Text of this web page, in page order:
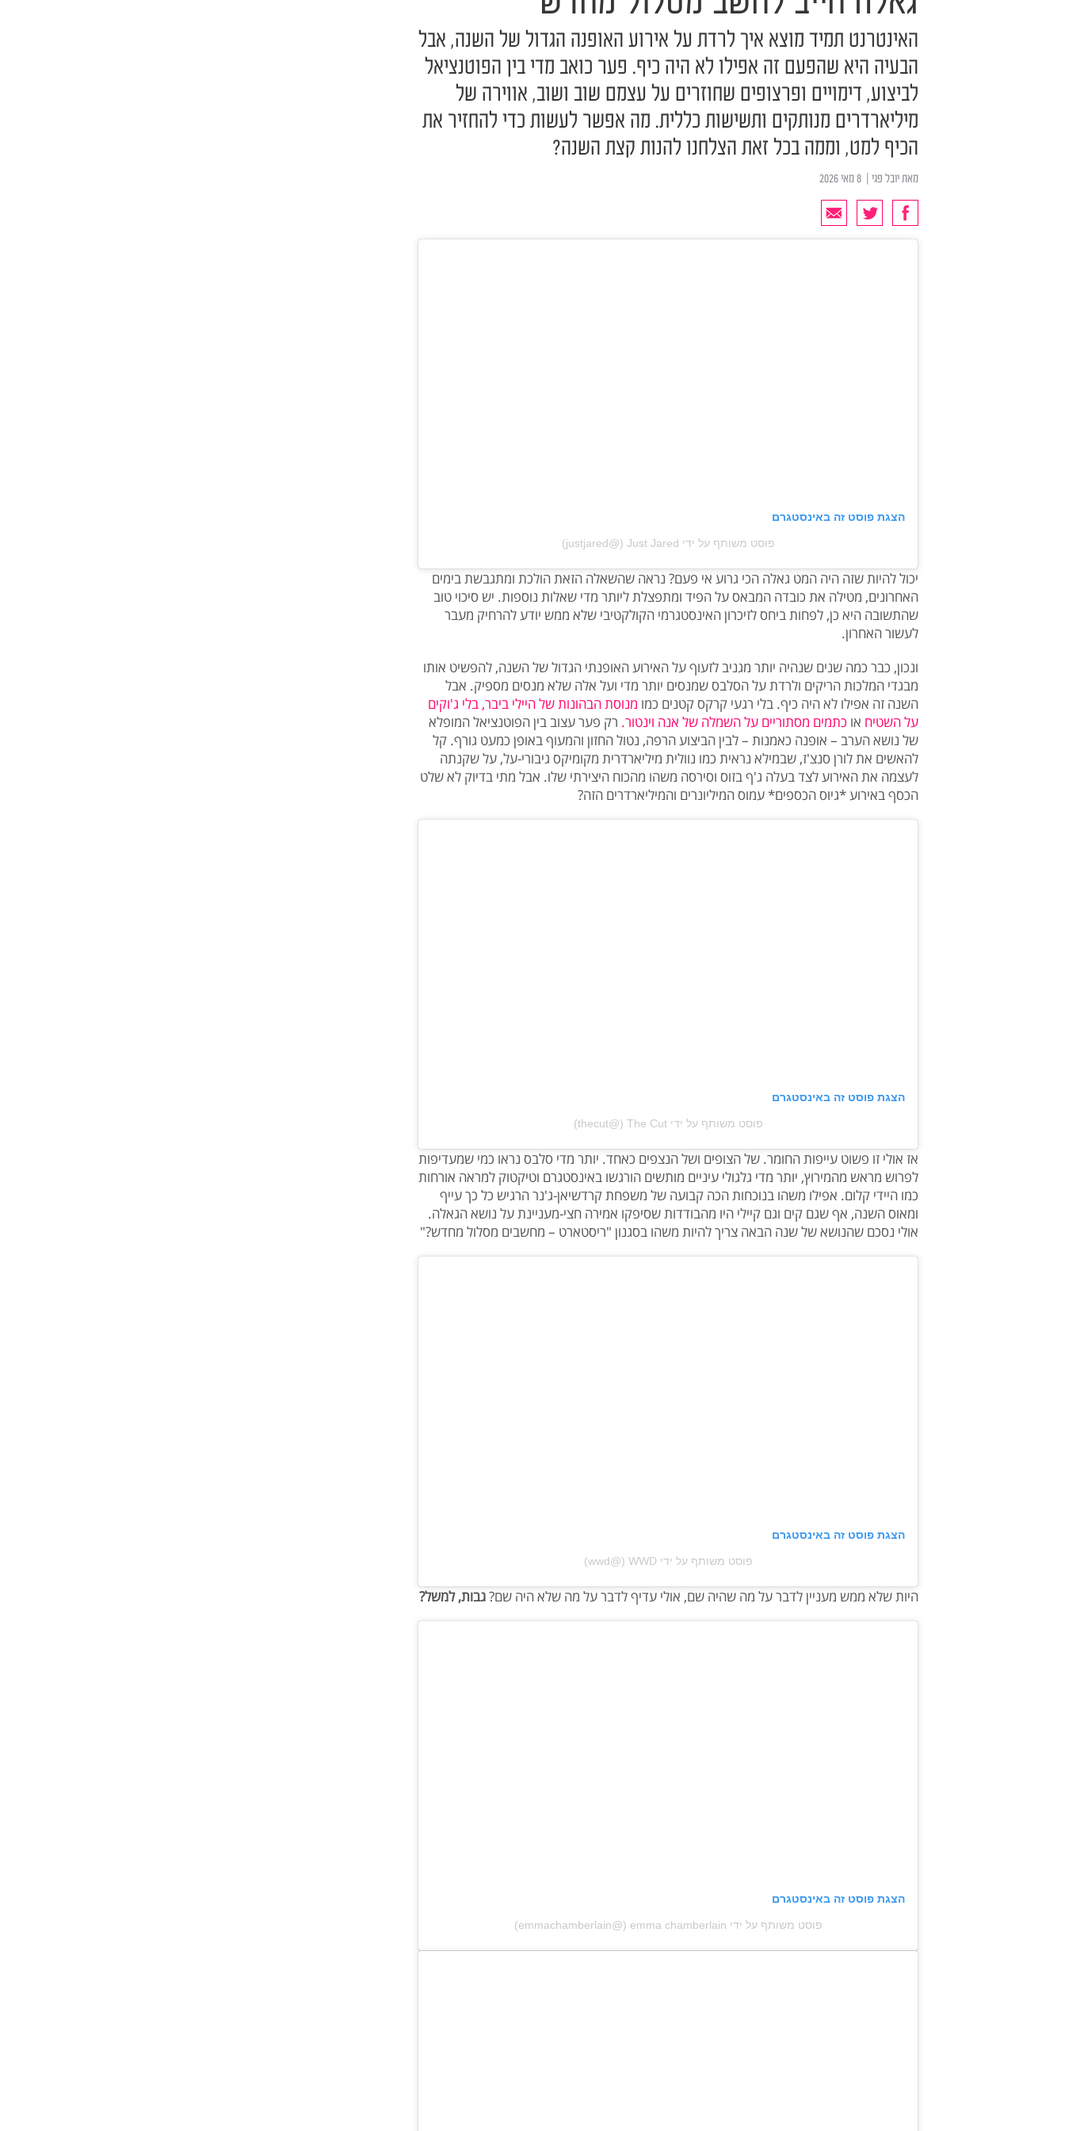
האינטרנט תמיד מוצא איך לרדת על אירוע האופנה הגדול של השנה, אבל
הבעיה היא שהפעם זה אפילו לא היה כיף. פער כואב מדי בין הפוטנציאל
לביצוע, דימויים ופרצופים שחוזרים על עצמם שוב ושוב, אווירה של
מיליארדרים מנותקים ותשישות כללית. מה אפשר לעשות כדי להחזיר את
הכיף למט, וממה בכל זאת הצלחנו להנות קצת השנה?
מאתיובל פגי
הצגת פוסט זה באינסטגרם
פוסט משותף על ידי ‏‎Just Jared‎‏ (@‏‎justjared‎‏)
יכול להיות שזה היה המט גאלה הכי גרוע אי פעם? נראה שהשאלה הזאת הולכת ומתגבשת בימים
האחרונים, מטילה את כובדה המבאס על הפיד ומתפצלת ליותר מדי שאלות נוספות. יש סיכוי טוב
שהתשובה היא כן, לפחות ביחס לזיכרון האינסטגרמי הקולקטיבי שלא ממש יודע להרחיק מעבר
לעשור האחרון.
ונכון, כבר כמה שנים שנהיה יותר מגניב לזעוף על האירוע האופנתי הגדול של השנה, להפשיט אותו
מבגדי המלכות הריקים ולרדת על הסלבס שמנסים יותר מדי ועל אלה שלא מנסים מספיק. אבל
השנה זה אפילו לא היה כיף. בלי רגעי קרקס קטנים כמו מנוסת הבהונות של היילי ביבר, בלי ג'וקים
על השטיח או כתמים מסתוריים על השמלה של אנה וינטור. רק פער עצוב בין הפוטנציאל המופלא
של נושא הערב – אופנה כאמנות – לבין הביצוע הרפה, נטול החזון והמעוף באופן כמעט גורף. קל
להאשים את לורן סנצ'ז, שבמילא נראית כמו נוולית מיליארדרית מקומיקס גיבורי-על, על שקנתה
לעצמה את האירוע לצד בעלה ג'ף בזוס וסירסה משהו מהכוח היצירתי שלו. אבל מתי בדיוק לא שלט
הכסף באירוע *גיוס הכספים* עמוס המיליונרים והמיליארדרים הזה?
הצגת פוסט זה באינסטגרם
פוסט משותף על ידי ‏‎The Cut‎‏ (@‏‎thecut‎‏)
אז אולי זו פשוט עייפות החומר. של הצופים ושל הנצפים כאחד. יותר מדי סלבס נראו כמי שמעדיפות
לפרוש מראש מהמירוץ, יותר מדי גלגולי עיניים מותשים הורגשו באינסטגרם וטיקטוק למראה אורחות
כמו היידי קלום. אפילו משהו בנוכחות הכה קבועה של משפחת קרדשיאן-ג'נר הרגיש כל כך עייף
ומאוס השנה, אף שגם קים וגם קיילי היו מהבודדות שסיפקו אמירה חצי-מעניינת על נושא הגאלה.
אולי נסכם שהנושא של שנה הבאה צריך להיות משהו בסגנון "ריסטארט – מחשבים מסלול מחדש?"
הצגת פוסט זה באינסטגרם
פוסט משותף על ידי ‏‎WWD‎‏ (@‏‎wwd‎‏)
היות שלא ממש מעניין לדבר על מה שהיה שם, אולי עדיף לדבר על מה שלא היה שם?גבות, למשל?
הצגת פוסט זה באינסטגרם
פוסט משותף על ידי ‏‎emma chamberlain‎‏ (@‏‎emmachamberlain‎‏)